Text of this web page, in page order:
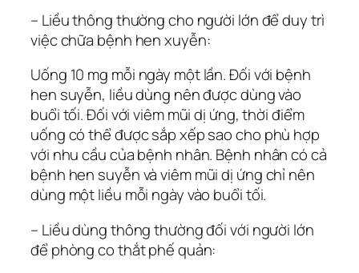
– Liều thông thường cho người lớn để duy trì
việc chữa bệnh hen xuyễn:
Uống 10 mg mỗi ngày một lần. Đối với bệnh
hen suyễn, liều dùng nên được dùng vào
buổi tối. Đối với viêm mũi dị ứng, thời điểm
uống có thể được sắp xếp sao cho phù hợp
với nhu cầu của bệnh nhân. Bệnh nhân có cả
bệnh hen suyễn và viêm mũi dị ứng chỉ nên
dùng một liều mỗi ngày vào buổi tối.
– Liều dùng thông thường đối với người lớn
để phòng co thắt phế quản: